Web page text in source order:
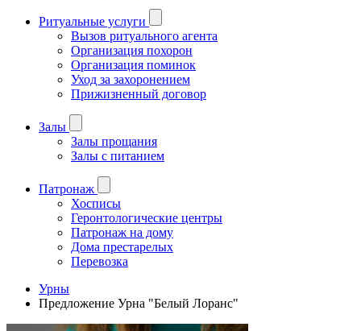
Ритуальные услуги
Вызов ритуального агента
Организация похорон
Организация поминок
Уход за захоронением
Прижизненный договор
Залы
Залы прощания
Залы с питанием
Патронаж
Хосписы
Геронтологические центры
Патронаж на дому
Дома престарелых
Перевозка
Урны
Предложение Урна "Белый Лоранс"